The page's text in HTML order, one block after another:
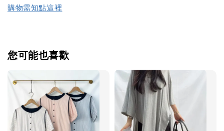
購物需知點這裡
您可能也喜歡